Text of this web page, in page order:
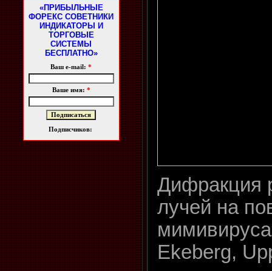
«ПРИБЫЛЬНЫЕ
ФОРЕКС СОВЕТНИКИ
ИНДИКАТОРЫ И
ТОРГОВЫЕ
СИСТЕМЫ
БЕСПЛАТНО»
Ваш e-mail: *
Ваше имя: *
Подписчиков:
Дифракция
лучей на
Ekeberg,